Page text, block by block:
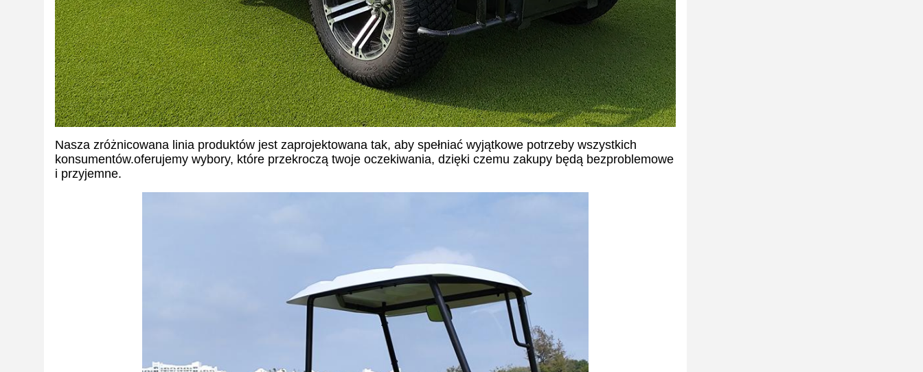
Nasza zróżnicowana linia produktów jest zaprojektowana tak, aby spełniać wyjątkowe potrzeby wszystkich
konsumentów.oferujemy wybory, które przekroczą twoje oczekiwania, dzięki czemu zakupy będą bezproblemowe
i przyjemne.